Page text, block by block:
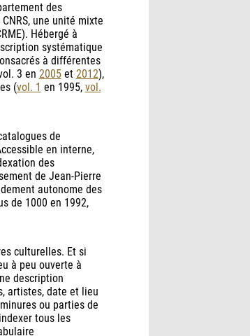
des
une unité mixte
Hébergé à
systématique
à différentes
3 en 2005et 2012),
(vol. 1 en 1995, vol.
de
en interne,
des
de Jean-Pierre
autonome des
de 1000 en 1992,
culturelles. Et si
à peu ouverte à
description
artistes, date et lieu
ou parties de
tous les